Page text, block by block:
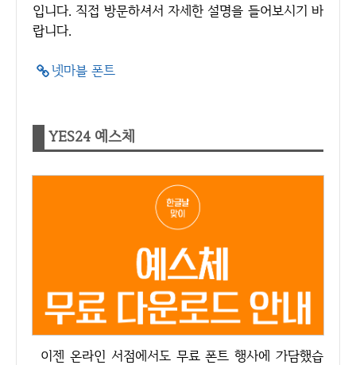
입니다. 직접 방문하셔서 자세한 설명을 들어보시기 바
랍니다.
넷마블 폰트
YES24 예스체
이젠 온라인 서점에서도 무료 폰트 행사에 가담했습